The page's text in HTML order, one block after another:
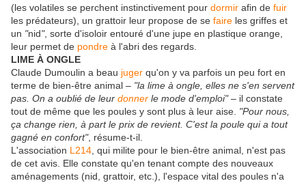
(les volatiles se perchent instinctivement pour dormir afin de fuir
les prédateurs), un grattoir leur propose de se faire les griffes et
un "nid", sorte d'isoloir entouré d'une jupe en plastique orange,
leur permet de pondre à l'abri des regards.
LIME À ONGLE
Claude Dumoulin a beau juger qu'on y va parfois un peu fort en
terme de bien-être animal – "la lime à ongle, elles ne s'en servent
pas. On a oublié de leur donner le mode d'emploi"– il constate
tout de même que les poules y sont plus à leur aise. "Pour nous,
ça change rien, à part le prix de revient. C'est la poule qui a tout
gagné en confort", résume-t-il.
L'association L214 , qui milite pour le bien-être animal, n'est pas
de cet avis. Elle constate qu'en tenant compte des nouveaux
aménagements (nid, grattoir, etc.), l'espace vital des poules n'a